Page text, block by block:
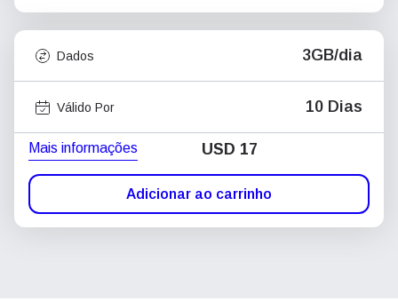
Dados 3GB/dia
Válido Por 10 Dias
Mais informações USD 17
Adicionar ao carrinho